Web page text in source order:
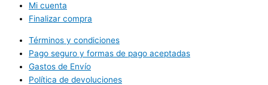
Mi cuenta
Finalizar compra
Términos y condiciones
Pago seguro y formas de pago aceptadas
Gastos de Envío
Política de devoluciones